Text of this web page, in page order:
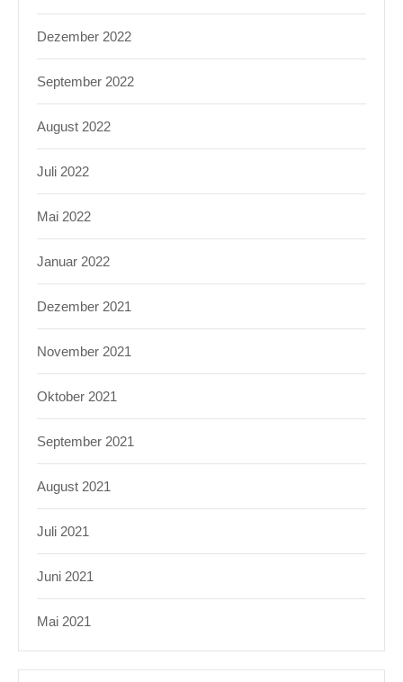
Dezember 2022
September 2022
August 2022
Juli 2022
Mai 2022
Januar 2022
Dezember 2021
November 2021
Oktober 2021
September 2021
August 2021
Juli 2021
Juni 2021
Mai 2021